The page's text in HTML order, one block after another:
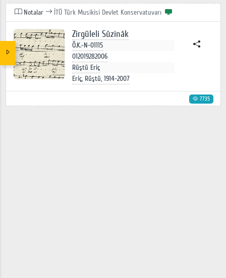
Notalar İTÜ Türk Musikisi Devlet Konservatuvarı
Zirgüleli Sûzinâk
Ö.K.-N-01115
012019282006
Rüştü Eriç
Eriç, Rüştü, 1914-2007
7735